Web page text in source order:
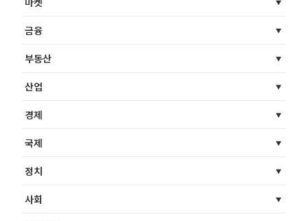
금융
부동산
산업
경제
국제
정치
사회